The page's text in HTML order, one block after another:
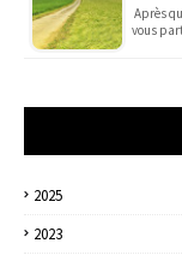
Après
vous
2025
2023